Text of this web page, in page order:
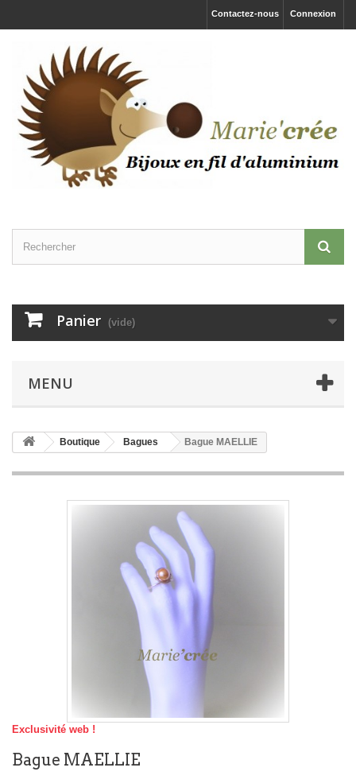
Connexion
Contactez-nous
Panier (vide)
MENU
Boutique Bagues Bague MAELLIE
Exclusivité web !
Bague MAELLIE